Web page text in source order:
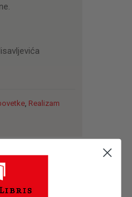
, Realizam